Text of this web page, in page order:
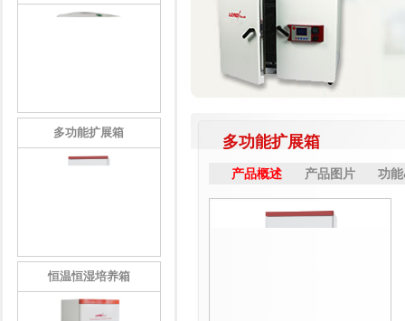
多功能扩展箱
恒温恒湿培养箱
多功能扩展箱
产品概述 产品图片 功